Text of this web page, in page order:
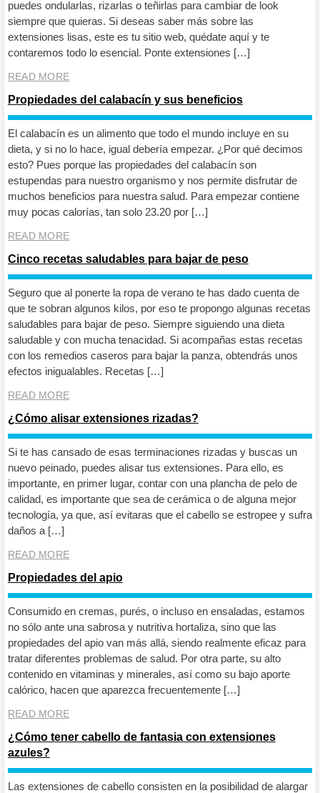
puedes ondularlas, rizarlas o teñirlas para cambiar de look
siempre que quieras. Si deseas saber más sobre las
extensiones lisas, este es tu sitio web, quédate aquí y te
contaremos todo lo esencial. Ponte extensiones […]
READ MORE
Propiedades del calabacín y sus beneficios
El calabacín es un alimento que todo el mundo incluye en su
dieta, y si no lo hace, igual debería empezar. ¿Por qué decimos
esto? Pues porque las propiedades del calabacín son
estupendas para nuestro organismo y nos permite disfrutar de
muchos beneficios para nuestra salud. Para empezar contiene
muy pocas calorías, tan solo 23.20 por […]
READ MORE
Cinco recetas saludables para bajar de peso
Seguro que al ponerte la ropa de verano te has dado cuenta de
que te sobran algunos kilos, por eso te propongo algunas recetas
saludables para bajar de peso. Siempre siguiendo una dieta
saludable y con mucha tenacidad. Si acompañas estas recetas
con los remedios caseros para bajar la panza, obtendrás unos
efectos inigualables. Recetas […]
READ MORE
¿Cómo alisar extensiones rizadas?
Si te has cansado de esas terminaciones rizadas y buscas un
nuevo peinado, puedes alisar tus extensiones. Para ello, es
importante, en primer lugar, contar con una plancha de pelo de
calidad, es importante que sea de cerámica o de alguna mejor
tecnología, ya que, así evitaras que el cabello se estropee y sufra
daños a […]
READ MORE
Propiedades del apio
Consumido en cremas, purés, o incluso en ensaladas, estamos
no sólo ante una sabrosa y nutritiva hortaliza, sino que las
propiedades del apio van más allá, siendo realmente eficaz para
tratar diferentes problemas de salud. Por otra parte, su alto
contenido en vitaminas y minerales, así como su bajo aporte
calórico, hacen que aparezca frecuentemente […]
READ MORE
¿Cómo tener cabello de fantasia con extensiones
azules?
Las extensiones de cabello consisten en la posibilidad de alargar